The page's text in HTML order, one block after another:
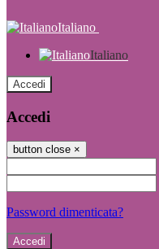
Italiano
Italiano
Accedi
Accedi
button close ×
Password dimenticata?